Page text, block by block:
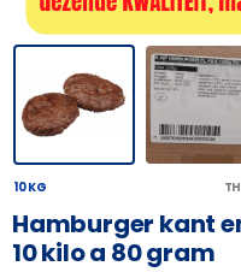
10 KG
Hamburger kant
10 kilo a 80 gram